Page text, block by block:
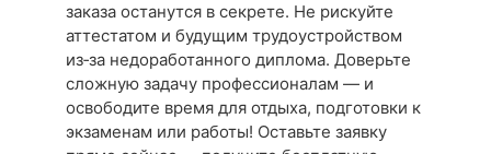
заказа останутся в секрете. Не рискуйте
аттестатом и будущим трудоустройством
из‑за недоработанного диплома. Доверьте
сложную задачу профессионалам — и
освободите время для отдыха, подготовки к
экзаменам или работы! Оставьте заявку